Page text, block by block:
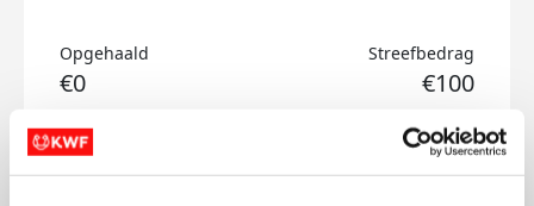
Opgehaald
€0
Streefbedrag
€100
Doneer